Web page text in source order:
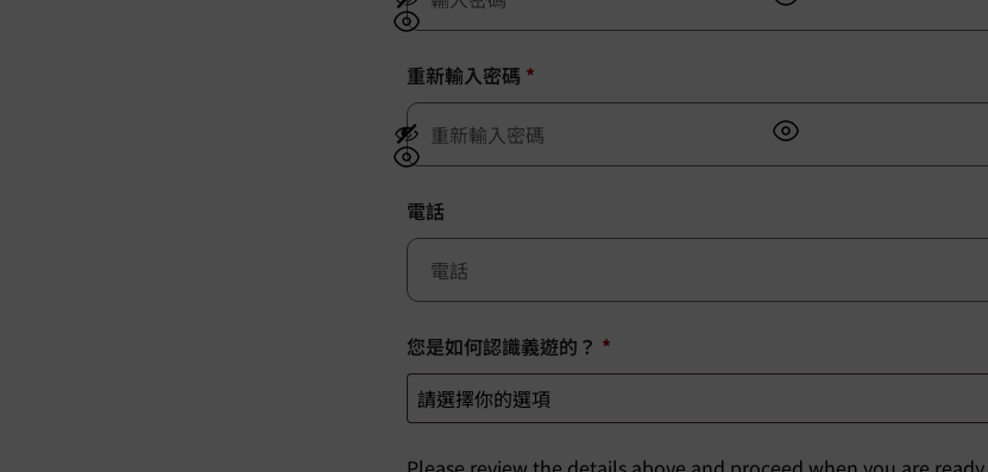
重新輸入密碼 *
電話
您是如何認識義遊的？ *